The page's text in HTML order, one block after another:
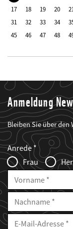
17
18 19 20 21
31
32 33 34
45
46 47 48
Anmeldung
Bleiben Sie über den
Web2Case
Infofelder
Fieldset
anrede_name
Anrede
Frau
Vorname
Nachname
E-
Mailadresse
E-